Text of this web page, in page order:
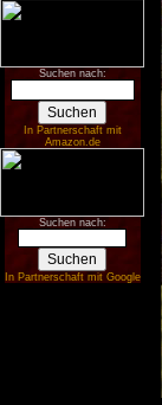
Suchen nach:
In Partnerschaft mit
Amazon.de
Suchen nach:
In Partnerschaft mit Google